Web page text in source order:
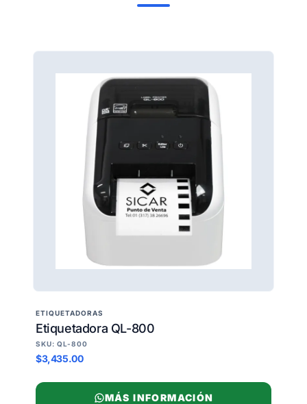
ETIQUETADORAS
Etiquetadora QL-800
SKU: QL-800
$3,435.00
MÁS INFORMACIÓN